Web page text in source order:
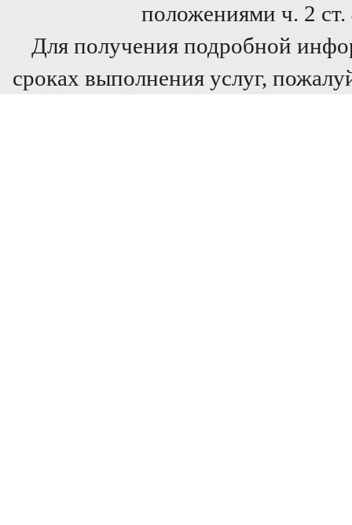
положениями ч. 2
Для получения подробной
сроках выполнения услуг,